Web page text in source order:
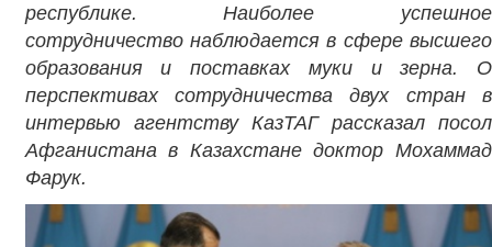
республике. Наиболее успешное
сотрудничество наблюдается в сфере высшего
образования и поставках муки и зерна. О
перспективах сотрудничества двух стран в
интервью агентству КазТАГ рассказал посол
Афганистана в Казахстане доктор Мохаммад
Фарук.